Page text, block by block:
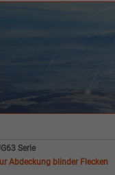
Serie
Abdeckung blinder Flecken